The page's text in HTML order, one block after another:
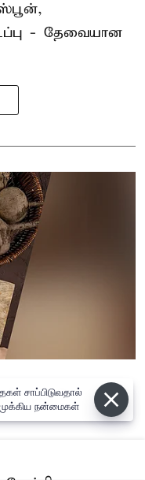
- தேவையான
சாப்பிடுவதால்
நன்மைகள்